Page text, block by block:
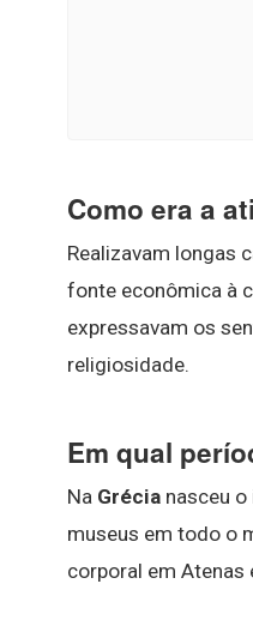
Como era a
Realizavam longas
fonte econômica à
expressavam os
religiosidade.
Em qual
Na Grécia nasceu
museus em todo o
corporal em Atenas